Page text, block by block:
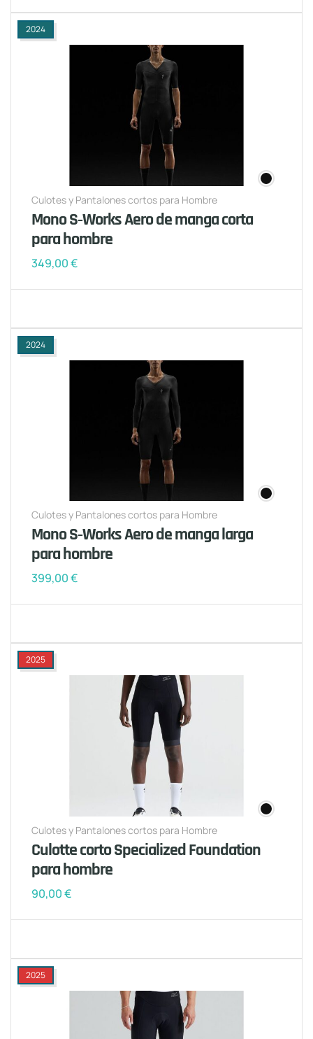
2024
Culotes y Pantalones cortos para Hombre
Mono S‑Works Aero de manga corta
para hombre
349,00€
2024
Culotes y Pantalones cortos para Hombre
Mono S‑Works Aero de manga larga
para hombre
399,00€
2025
Culotes y Pantalones cortos para Hombre
Culotte corto Specialized Foundation
para hombre
90,00€
2025